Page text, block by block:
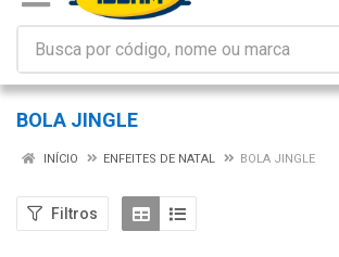
BOLA JINGLE
INÍCIO ENFEITES DE NATAL BOLA JINGLE
Filtros